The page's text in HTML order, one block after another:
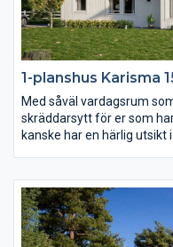
1-planshus Karisma
Med såväl vardagsrum
skräddarsytt för er som
kanske har en härlig utsikt
hållet. I övrigt har Karisma
planlösning.